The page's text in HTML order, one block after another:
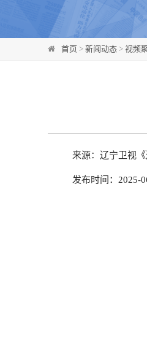
首页 > 新闻动态 > 视频
来源：辽宁卫视《
发布时间：2025-